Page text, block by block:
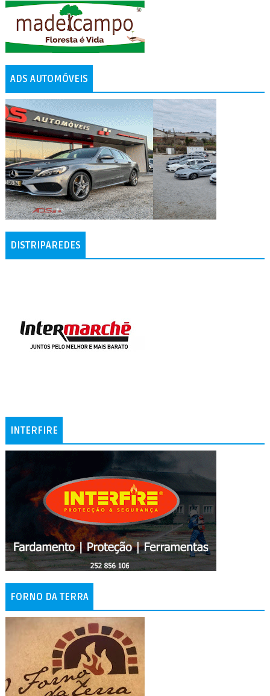
ADS AUTOMÓVEIS
DISTRIPAREDES
INTERFIRE
FORNO DA TERRA